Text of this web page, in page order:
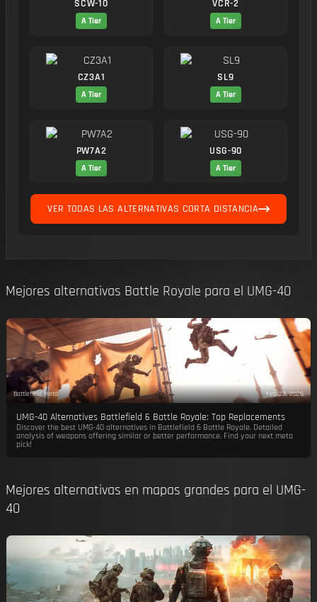
SCW-10
A Tier
VCR-2
A Tier
CZ3A1
A Tier
SL9
A Tier
PW7A2
A Tier
USG-90
A Tier
VER TODAS LAS ALTERNATIVAS CORTA DISTANCIA
Mejores alternativas Battle Royale para el UMG-40
Battlefield Meta Feb 23, 2026
UMG-40 Alternatives Battlefield 6 Battle Royale: Top Replacements
Discover the best UMG-40 alternatives in Battlefield 6 Battle Royale. Detailed
analysis of weapons offering similar or better performance. Find your next meta
pick!
Mejores alternativas en mapas grandes para el UMG-
40